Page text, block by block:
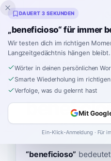
Inklingo
Startseite›Spanisch› Wörterbuch
beh-neh-fee-SYOH-soh
“beneficioso” bedeutet
DAUERT 3 SEKUNDEN
„beneficioso“ für immer
Wir testen dich im richtigen
Langzeitgedächtnis hängen bleibt.
Wörter in deinen persönlichen
Smarte Wiederholung im
Verfolge, was du gelernt hast
Mit
Ein-Klick-Anmeldung · Für